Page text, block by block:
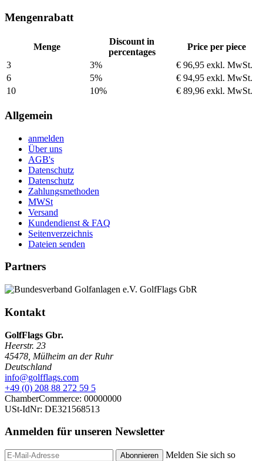
Mengenrabatt
Menge
Discount in
percentages
Price per piece
3
3% € 96,95 exkl. MwSt.
6
5% € 94,95 exkl. MwSt.
10
10% € 89,96 exkl. MwSt.
Allgemein
anmelden
Über uns
AGB's
Datenschutz
Datenschutz
Zahlungsmethoden
MWSt
Versand
Kundendienst & FAQ
Seitenverzeichnis
Dateien senden
Partners
Kontakt
GolfFlags Gbr.
Heerstr. 23
45478 Mülheim an der Ruhr
Deutschland
info@golfflags.com
+49 (0) 208 88 272 59 5
ChamberCommerce: 00000000
USt-IdNr: DE321568513
Anmelden für unseren Newsletter
Abonnieren
Melden Sie sich so